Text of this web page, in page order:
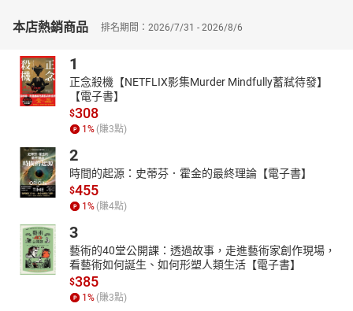
價值挖掘的基石。此外，書中分析了資料科學領域面臨的挑戰，如
對建議。同時，本書強調資料安全與倫理的重要性，第6章透過真實
案例探討了隱私保護和資料倫理問題，並為管理者與從業者提供了
具體策略建議，讓讀者了解到資料科學應用過程中必須遵守的責任
▎資料科學讀物的敲門之磚
本書由一支學科交叉創新團隊共同完成，得到了多方學術與技
術支持，展現了專業性與實用性的結合。書中既有理論概述，又有
案例剖析，旨在為讀者搭建資料科學學習的基礎平臺，幫助他們掌
握相關技能，並啟發他們在實際工作與研究中的創新思維。對於希
望理解資料科學核心價值與應用原則的讀者來說，本書無疑是一部
不可多得的參考書籍。
【本書特色】：
本書以系統性與實用性為核心特色，從資料科學的概念入門到技術
應用，內容層次分明，由淺入深，適合初學者與相關領域從業者閱
本店熱銷商品 排名期間：2026/7/31 - 2026/8/6
1
正念殺機【NETFLIX影集Murder Mindfully蓄弒待發】
【電子書】
$308
1 % (賺3點)
2
時間的起源：史蒂芬．霍金的最終理論【電子書】
$455
1 % (賺4點)
3
藝術的40堂公開課：透過故事，走進藝術家創作現場，
看藝術如何誕生、如何形塑人類生活【電子書】
$385
1 % (賺3點)